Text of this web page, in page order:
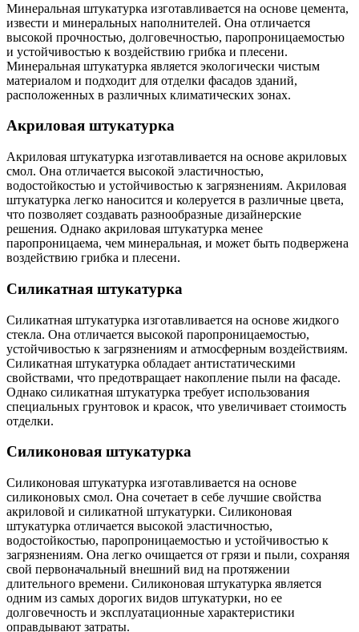
Минеральная штукатурка изготавливается на основе цемента,
извести и минеральных наполнителей. Она отличается
высокой прочностью, долговечностью, паропроницаемостью
и устойчивостью к воздействию грибка и плесени.
Минеральная штукатурка является экологически чистым
материалом и подходит для отделки фасадов зданий,
расположенных в различных климатических зонах.
Акриловая штукатурка
Акриловая штукатурка изготавливается на основе акриловых
смол. Она отличается высокой эластичностью,
водостойкостью и устойчивостью к загрязнениям. Акриловая
штукатурка легко наносится и колеруется в различные цвета,
что позволяет создавать разнообразные дизайнерские
решения. Однако акриловая штукатурка менее
паропроницаема, чем минеральная, и может быть подвержена
воздействию грибка и плесени.
Силикатная штукатурка
Силикатная штукатурка изготавливается на основе жидкого
стекла. Она отличается высокой паропроницаемостью,
устойчивостью к загрязнениям и атмосферным воздействиям.
Силикатная штукатурка обладает антистатическими
свойствами, что предотвращает накопление пыли на фасаде.
Однако силикатная штукатурка требует использования
специальных грунтовок и красок, что увеличивает стоимость
отделки.
Силиконовая штукатурка
Силиконовая штукатурка изготавливается на основе
силиконовых смол. Она сочетает в себе лучшие свойства
акриловой и силикатной штукатурки. Силиконовая
штукатурка отличается высокой эластичностью,
водостойкостью, паропроницаемостью и устойчивостью к
загрязнениям. Она легко очищается от грязи и пыли, сохраняя
свой первоначальный внешний вид на протяжении
длительного времени. Силиконовая штукатурка является
одним из самых дорогих видов штукатурки, но ее
долговечность и эксплуатационные характеристики
оправдывают затраты.